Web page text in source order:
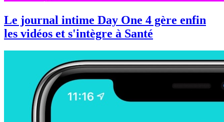
Le journal intime Day One 4 gère enfin
les vidéos et s'intègre à Santé